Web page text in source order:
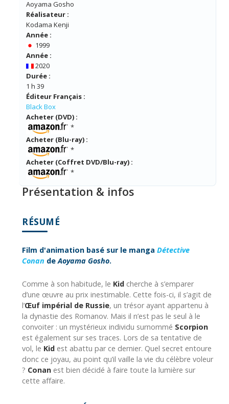
Aoyama Gosho
Réalisateur :
Kodama Kenji
Année :
1999
Année :
2020
Durée :
1 h 39
Éditeur Français :
Black Box
Acheter (DVD) :
*
Acheter (Blu-ray) :
*
Acheter (Coffret DVD/Blu-ray) :
*
Présentation & infos
RÉSUMÉ
Film d'animation basé sur le manga Détective
Conan deAoyama Gosho.
Comme à son habitude, le Kid cherche à s’emparer
d’une œuvre au prix inestimable. Cette fois-ci, il s’agit de
l’Œuf impérial de Russie, un trésor ayant appartenu à
la dynastie des Romanov. Mais il n’est pas le seul à le
convoiter : un mystérieux individu surnommé Scorpion
est également sur ses traces. Lors de sa tentative de
vol, le Kid est abattu par ce dernier. Quel secret entoure
donc ce joyau, au point qu’il vaille la vie du célèbre voleur
? Conan est bien décidé à faire toute la lumière sur
cette affaire.